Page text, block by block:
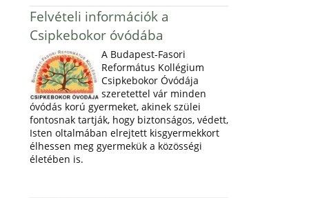
Felvételi információk a
Csipkebokor óvódába
A Budapest-Fasori
Református Kollégium
Csipkebokor Óvódája
szeretettel vár minden
óvódás korú gyermeket, akinek szülei
fontosnak tartják, hogy biztonságos, védett,
Isten oltalmában elrejtett kisgyermekkort
élhessen meg gyermekük a közösségi
életében is.